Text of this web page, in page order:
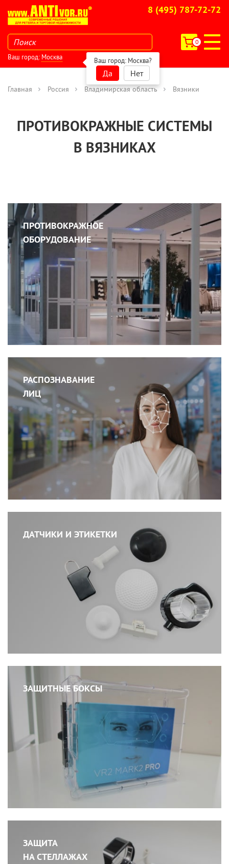
8 (495) 787-72-72
0
Ваш город: Москва Ваш город: Москва?
Да Нет
Главная Россия Владимирская область Вязники
ПРОТИВОКРАЖНЫЕ СИСТЕМЫ
В ВЯЗНИКАХ
ПРОТИВОКРАЖНОЕ
ОБОРУДОВАНИЕ
РАСПОЗНАВАНИЕ
ЛИЦ
ДАТЧИКИ И ЭТИКЕТКИ
ЗАЩИТНЫЕ БОКСЫ
ЗАЩИТА
НА СТЕЛЛАЖАХ